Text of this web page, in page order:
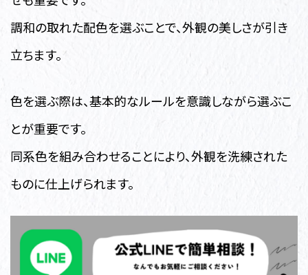
調和の取れた配色を選ぶことで、外観の美しさが引き
立ちます。
色を選ぶ際は、基本的なルールを意識しながら選ぶこ
とが重要です。
同系色を組み合わせることにより、外観を洗練された
ものに仕上げられます。